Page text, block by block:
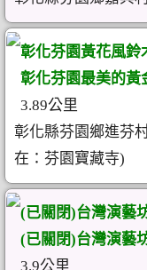
彰化芬園黃花風鈴
彰化芬園最美的黃
3.89公里
彰化縣芬園鄉進芬
在：芬園寶藏寺)
(已關閉)台灣演藝
(已關閉)台灣演藝
3.9公里